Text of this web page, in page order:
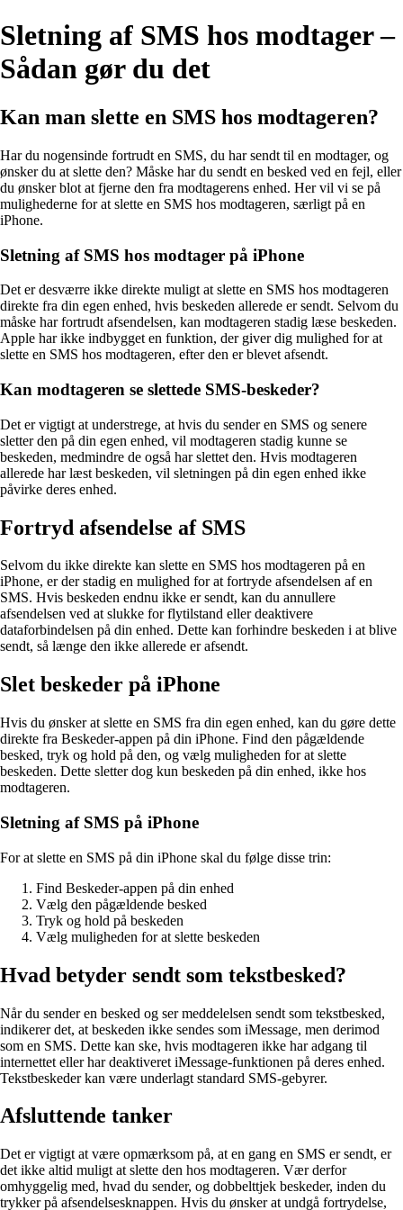
Sletning af SMS hos modtager –
Sådan gør du det
Kan man slette en SMS hos modtageren?
Har du nogensinde fortrudt en SMS, du har sendt til en modtager, og
ønsker du at slette den? Måske har du sendt en besked ved en fejl, eller
du ønsker blot at fjerne den fra modtagerens enhed. Her vil vi se på
mulighederne for at slette en SMS hos modtageren, særligt på en
iPhone.
Sletning af SMS hos modtager på iPhone
Det er desværre ikke direkte muligt at slette en SMS hos modtageren
direkte fra din egen enhed, hvis beskeden allerede er sendt. Selvom du
måske har fortrudt afsendelsen, kan modtageren stadig læse beskeden.
Apple har ikke indbygget en funktion, der giver dig mulighed for at
slette en SMS hos modtageren, efter den er blevet afsendt.
Kan modtageren se slettede SMS-beskeder?
Det er vigtigt at understrege, at hvis du sender en SMS og senere
sletter den på din egen enhed, vil modtageren stadig kunne se
beskeden, medmindre de også har slettet den. Hvis modtageren
allerede har læst beskeden, vil sletningen på din egen enhed ikke
påvirke deres enhed.
Fortryd afsendelse af SMS
Selvom du ikke direkte kan slette en SMS hos modtageren på en
iPhone, er der stadig en mulighed for at fortryde afsendelsen af en
SMS. Hvis beskeden endnu ikke er sendt, kan du annullere
afsendelsen ved at slukke for flytilstand eller deaktivere
dataforbindelsen på din enhed. Dette kan forhindre beskeden i at blive
sendt, så længe den ikke allerede er afsendt.
Slet beskeder på iPhone
Hvis du ønsker at slette en SMS fra din egen enhed, kan du gøre dette
direkte fra Beskeder-appen på din iPhone. Find den pågældende
besked, tryk og hold på den, og vælg muligheden for at slette
beskeden. Dette sletter dog kun beskeden på din enhed, ikke hos
modtageren.
Sletning af SMS på iPhone
For at slette en SMS på din iPhone skal du følge disse trin:
Find Beskeder-appen på din enhed
Vælg den pågældende besked
Tryk og hold på beskeden
Vælg muligheden for at slette beskeden
Hvad betyder sendt som tekstbesked?
Når du sender en besked og ser meddelelsen sendt som tekstbesked,
indikerer det, at beskeden ikke sendes som iMessage, men derimod
som en SMS. Dette kan ske, hvis modtageren ikke har adgang til
internettet eller har deaktiveret iMessage-funktionen på deres enhed.
Tekstbeskeder kan være underlagt standard SMS-gebyrer.
Afsluttende tanker
Det er vigtigt at være opmærksom på, at en gang en SMS er sendt, er
det ikke altid muligt at slette den hos modtageren. Vær derfor
omhyggelig med, hvad du sender, og dobbelttjek beskeder, inden du
trykker på afsendelsesknappen. Hvis du ønsker at undgå fortrydelse,